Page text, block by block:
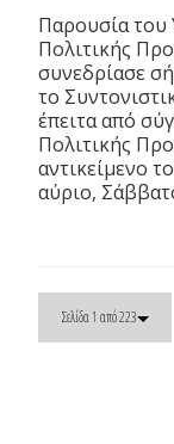
Παρουσία του
Πολιτικής
συνεδρίασε
το
έπειτα από
Πολιτικής
αντικείμενο
αύριο,
Σελίδα 1 από 223